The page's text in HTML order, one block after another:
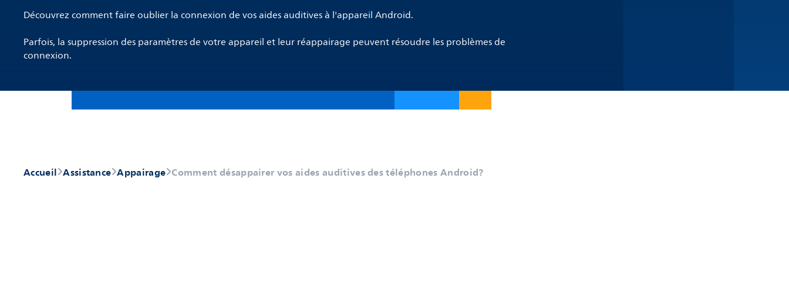
Découvrez comment faire oublier la connexion de vos aides auditives à l'appareil Android.
Parfois, la suppression des paramètres de votre appareil et leur réappairage peuvent résoudre les problèmes de
connexion.
Accueil Assistance Appairage Comment désappairer vos aides auditives des téléphones Android?